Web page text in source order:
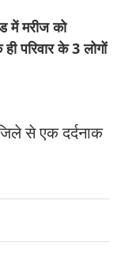
मरीज को
परिवार के 3 लोगों
से एक दर्दनाक